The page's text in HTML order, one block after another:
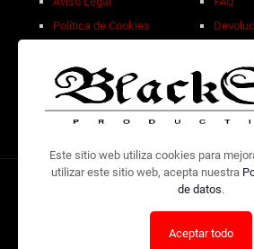
Política de Cookies
Condiciones de Venta
Adolfo WB| Check
releases at theBlackSeed
Este sitio web utiliza cookies para
utilizar este sitio web, acepta nuestra
de datos.
Aceptar todo